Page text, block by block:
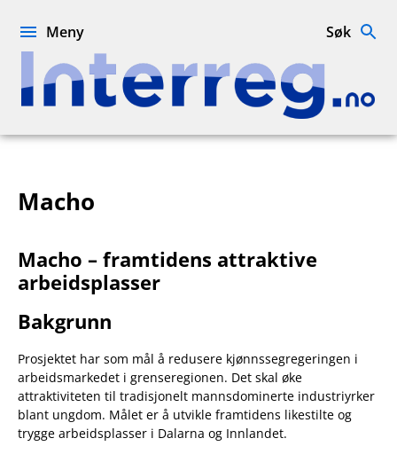
Interreg.no
Meny Søk
Macho
Macho – framtidens attraktive
arbeidsplasser
Bakgrunn
Prosjektet har som mål å redusere kjønnssegregeringen i
arbeidsmarkedet i grenseregionen. Det skal øke
attraktiviteten til tradisjonelt mannsdominerte industriyrker
blant ungdom. Målet er å utvikle framtidens likestilte og
trygge arbeidsplasser i Dalarna og Innlandet.